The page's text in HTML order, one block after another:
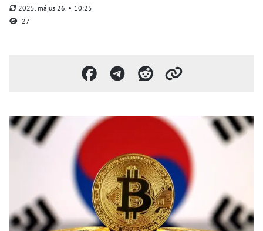
2025. május 26.
10:25
27